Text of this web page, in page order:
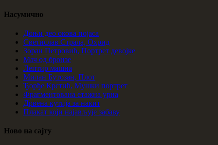
Насумично
Доњи део окова појаса
Светислав Страла, Охрид
Зоран Петровић, Портрет девојке
Мач од бронзе
Лептир машна
Милан Бутозан, Плот
Ђорђе Крстић, Мушки портрет
Фрагментована етажна урна
Дрвена кутија за накит
Плакат који најављује забаву
Ново на сајту